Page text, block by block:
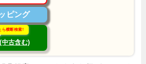
ピング
ら横断検索!
中古含む)